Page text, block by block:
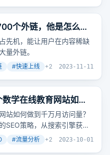
个外链，他是怎么做
先机，能让用户在内容稀缺
量外链。
#快速上线 +2 2023-11-11
学在线教育网站如何
问量
站如何做到千万月访问量？
SEO策略，从搜索引擎获取
在印度和美国市场。
#流量分析 +2 2023-10-01